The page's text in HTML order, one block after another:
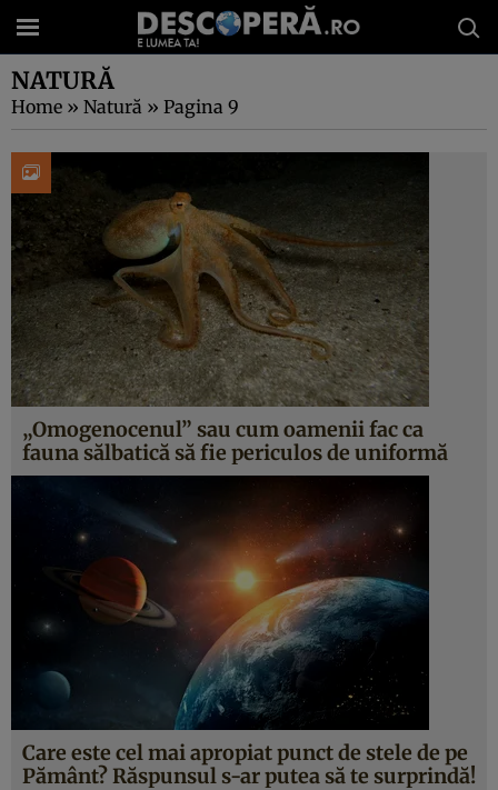
NATURĂ
Home » Natură » Pagina 9
„Omogenocenul” sau cum oamenii fac ca
fauna sălbatică să fie periculos de uniformă
Care este cel mai apropiat punct de stele de pe
Pământ? Răspunsul s-ar putea să te surprindă!